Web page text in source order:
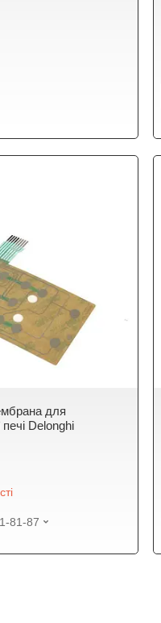
для
печі Delonghi
81-87